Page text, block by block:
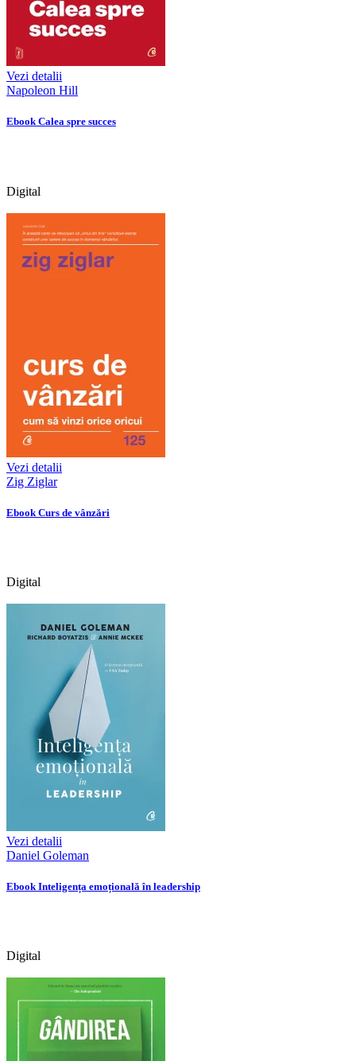
Vezi detalii
Napoleon Hill
Ebook Calea spre succes
Digital
Vezi detalii
Zig Ziglar
Ebook Curs de vânzări
Digital
Vezi detalii
Daniel Goleman
Ebook Inteligența emoțională în leadership
Digital